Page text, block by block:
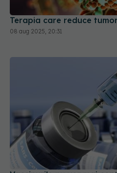
Terapia care reduce
08 aug 2025, 20:31